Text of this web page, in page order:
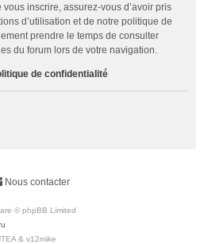
inscrire, assurez-vous d’avoir pris
d’utilisation et de notre politique de
prendre le temps de consulter
du forum lors de votre navigation.
de confidentialité
Nous contacter
© phpBB Limited
& v12mike